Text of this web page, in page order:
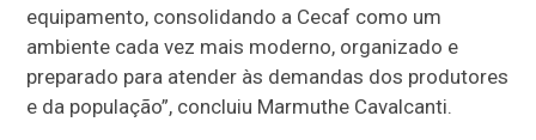
equipamento, consolidando a Cecaf como um
ambiente cada vez mais moderno, organizado e
preparado para atender às demandas dos produtores
e da população”, concluiu Marmuthe Cavalcanti.